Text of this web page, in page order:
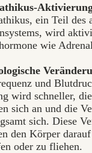
ein Teil des
wird
wie
und
wird schneller,
sich an und die
sich. Diese
den Körper
oder zu fliehen.